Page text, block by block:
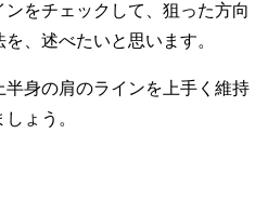
をチェックして、狙った方向
、述べたいと思います。
身の肩のラインを上手く維持
しょう。